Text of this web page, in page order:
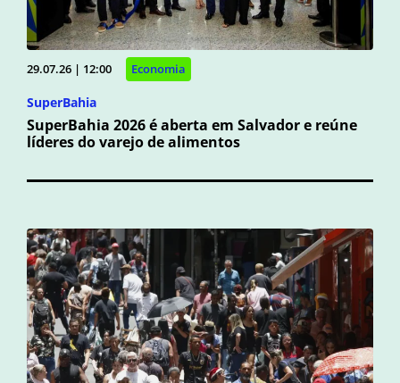
29.07.26 | 12:00 Economia
SuperBahia
SuperBahia 2026 é aberta em Salvador e reúne
líderes do varejo de alimentos